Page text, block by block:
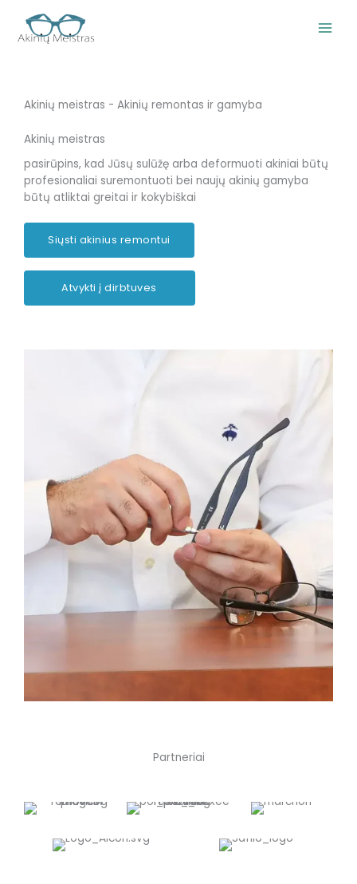
turinio
Akinių meistras - Akinių remontas ir gamyba
Akinių meistras
pasirūpins, kad Jūsų sulūžę arba deformuoti akiniai būtų
profesionaliai suremontuoti bei naujų akinių gamyba
būtų atliktai greitai ir kokybiškai
Siųsti akinius remontui
Atvykti į dirbtuves
Partneriai